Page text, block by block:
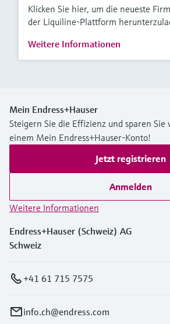
Klicken Sie hier, um die neueste
der Liquiline-Plattform
Weitere Informationen
Mein Endress+Hauser
Steigern Sie die Effizienz und sparen
einem Mein Endress+Hauser-Konto!
Jetzt registrieren
Anmelden
Weitere Informationen
Endress+Hauser (Schweiz) AG
Schweiz
+41 61 715 7575
info.ch@endress.com